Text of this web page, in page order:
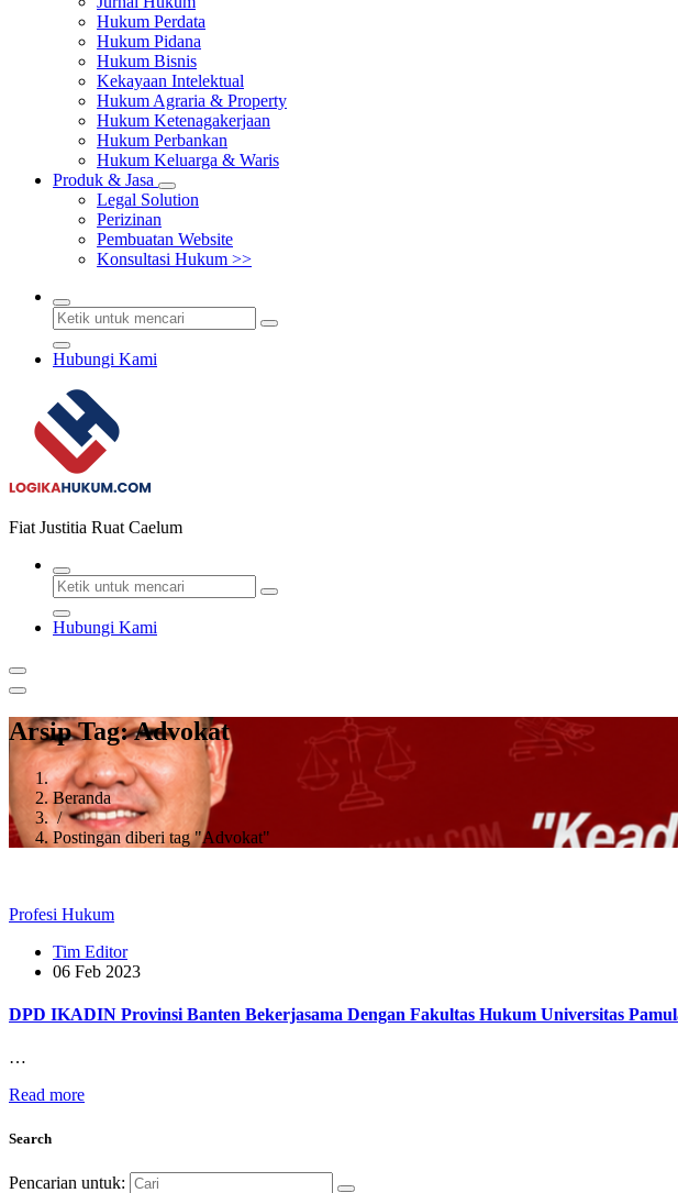
Hukum Perdata
Hukum Pidana
Hukum Bisnis
Kekayaan Intelektual
Hukum Agraria & Property
Hukum Ketenagakerjaan
Hukum Perbankan
Hukum Keluarga & Waris
Produk & Jasa
Legal Solution
Perizinan
Pembuatan Website
Konsultasi Hukum >>
Hubungi Kami
Fiat Justitia Ruat Caelum
Hubungi Kami
Arsip Tag: Advokat
Beranda
/
Postingan diberi tag "Advokat"
Profesi Hukum
Tim Editor
06 Feb 2023
DPD IKADIN Provinsi Banten Bekerjasama Dengan Fakultas Hukum Universitas
…
Read more
Search
Pencarian untuk: